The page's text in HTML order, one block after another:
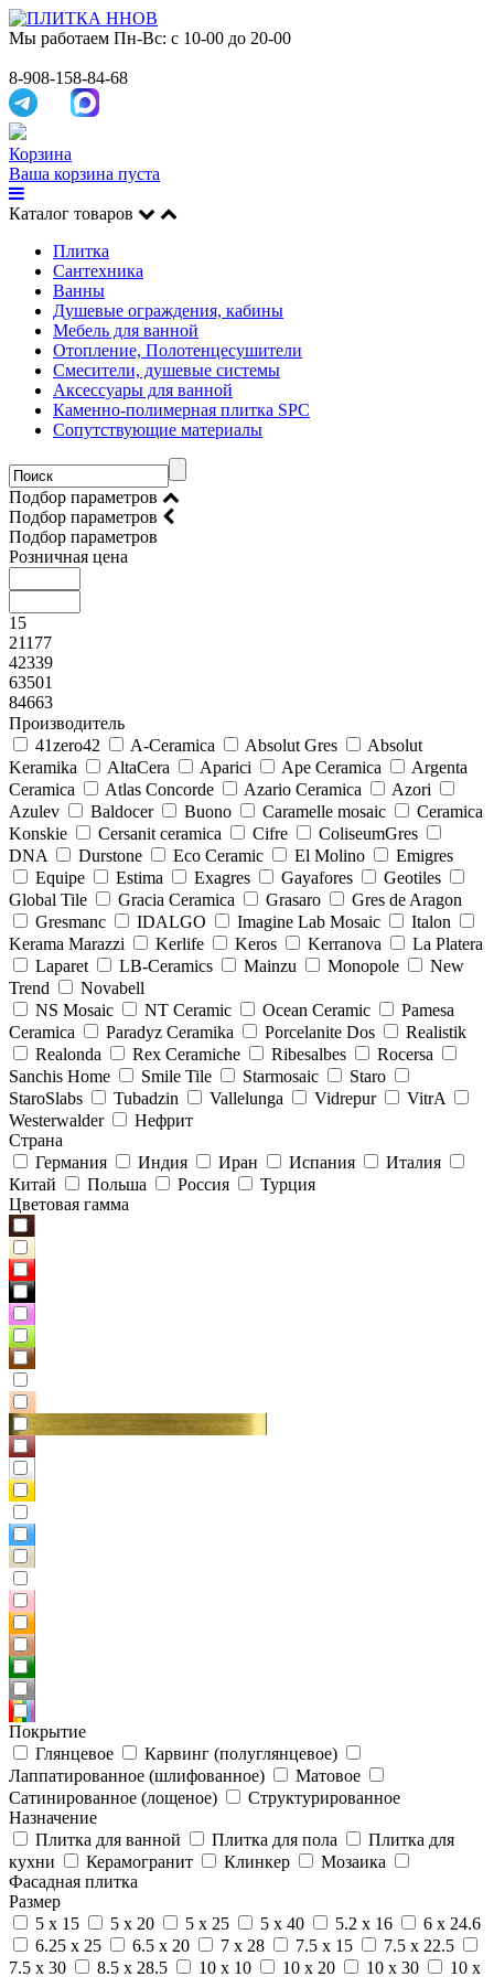
Мы работаем Пн-Вс: с 10-00 до 20-00
8-908-158-84-68
Корзина
Ваша корзина пуста
Каталог товаров
Плитка
Сантехника
Ванны
Душевые ограждения, кабины
Мебель для ванной
Отопление, Полотенцесушители
Смесители, душевые системы
Аксессуары для ванной
Каменно-полимерная плитка SPC
Сопутствующие материалы
Подбор параметров
Подбор параметров
Подбор параметров
Розничная цена
15
21177
42339
63501
84663
Производитель
41zero42
A-Ceramica Absolut Gres
Absolut
Keramika
AltaCera Aparici Ape Ceramica
Argenta
Ceramica
Atlas Concorde Azario Ceramica
Azori
Azulev
Baldocer Buono Caramelle mosaic
Ceramica
Konskie
Cersanit ceramica Cifre
ColiseumGres
DNA
Durstone Eco Ceramic El Molino
Emigres
Equipe
Estima Exagres Gayafores
Geotiles
Global Tile
Gracia Ceramica Grasaro
Gres de Aragon
Gresmanc
IDALGO Imagine Lab Mosaic
Italon
Kerama Marazzi
Kerlife Keros Kerranova
La Platera
Laparet
LB-Ceramics Mainzu Monopole
New
Trend
Novabell
NS Mosaic
NT Ceramic Ocean Ceramic
Pamesa
Ceramica
Paradyz Сeramika Porcelanite Dos
Realistik
Realonda
Rex Ceramiche Ribesalbes
Rocersa
Sanchis Home
Smile Tile Starmosaic
Staro
StaroSlabs
Tubadzin Vallelunga Vidrepur
VitrA
Westerwalder
Нефрит
Страна
Германия
Индия Иран Испания
Италия
Китай
Польша Россия
Турция
Цветовая гамма
Покрытие
Глянцевое
Карвинг (полуглянцевое)
Лаппатированное (шлифованное)
Матовое
Сатинированное (лощеное)
Структурированное
Назначение
Плитка для ванной
Плитка для пола
Плитка для
кухни
Керамогранит Клинкер
Мозаика
Фасадная плитка
Размер
5 x 15
5 x 20 5 x 25 5 x 40 5.2 x 16
6 x 24.6
6.25 x 25
6.5 x 20 7 x 28 7.5 x 15
7.5 x 22.5
7.5 x 30
8.5 x 28.5 10 x 10 10 x 20 10 x 30 10 x